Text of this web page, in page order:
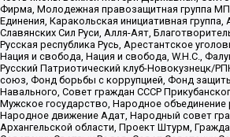
Фирма, Молодежная правозащитная группа
Единения, Каракольская инициативная
Славянских Сил Руси, Алля-Аят,
Русская республика Русь, Арестантское
Нация и свобода, Нация и свобода, W.H.С.,
Русский Патриотический клуб-Новокузнецк/
союз, Фонд борьбы с коррупцией, Фонд
Навального, Совет граждан СССР
Мужское государство, Народное объединение
Народное движение Адат, Народный совет
Архангельской области, Проект Штурм,